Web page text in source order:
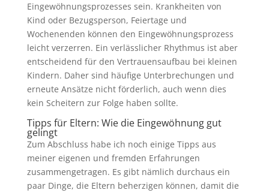
Eingewöhnungsprozesses sein. Krankheiten von
Kind oder Bezugsperson, Feiertage und
Wochenenden können den Eingewöhnungsprozess
leicht verzerren. Ein verlässlicher Rhythmus ist aber
entscheidend für den Vertrauensaufbau bei kleinen
Kindern. Daher sind häufige Unterbrechungen und
erneute Ansätze nicht förderlich, auch wenn dies
kein Scheitern zur Folge haben sollte.
Tipps für Eltern: Wie die Eingewöhnung gut
gelingt
Zum Abschluss habe ich noch einige Tipps aus
meiner eigenen und fremden Erfahrungen
zusammengetragen. Es gibt nämlich durchaus ein
paar Dinge, die Eltern beherzigen können, damit die